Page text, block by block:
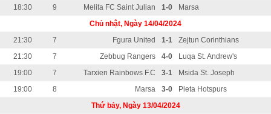
18:30
9 Melita FC Saint Julian 1-0
Marsa
Chủ nhật, Ngày 14/04/2024
21:30
7 Fgura United 1-1
Zejtun Corinthians
21:30
7 Zebbug Rangers 4-0
Luqa St. Andrew's
19:00
7 Tarxien Rainbows F.C 3-1
Msida St. Joseph
19:00
8 Marsa 3-0
Pieta Hotspurs
Thứ bảy, Ngày 13/04/2024